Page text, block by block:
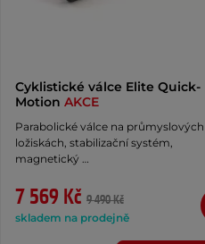
Cyklistické válce Elite Quick-
Motion AKCE
Parabolické válce na průmyslových
ložiskách, stabilizační systém,
magnetický …
7 569 Kč 9 490 Kč
skladem na prodejně